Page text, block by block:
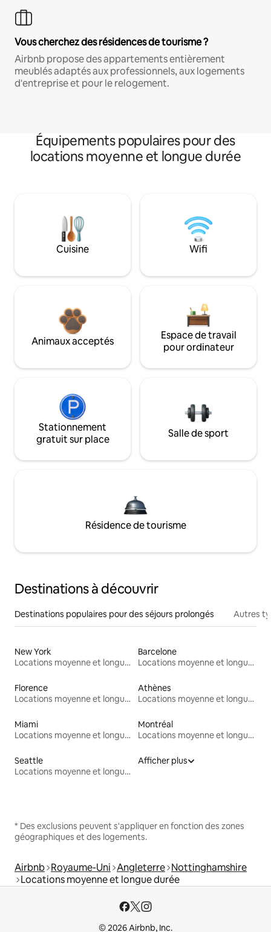
Vous cherchez des résidences de tourisme ?
Airbnb propose des appartements entièrement
meublés adaptés aux professionnels, aux logements
d'entreprise et pour le relogement.
Équipements populaires pour des
locations moyenne et longue durée
Cuisine Wifi
Animaux acceptés
Espace de travail
pour ordinateur
Stationnement
gratuit sur place
Salle de sport
Résidence de tourisme
Destinations à découvrir
Destinations populaires pour des séjours prolongés Autres
New York
Locations moyenne et longue durée
Barcelone
Locations moyenne et longue durée
Florence
Locations moyenne et longue durée
Athènes
Locations moyenne et longue durée
Miami
Locations moyenne et longue durée
Montréal
Locations moyenne et longue durée
Seattle
Locations moyenne et longue durée
Afficher plus
* Des exclusions peuvent s'appliquer en fonction des zones
géographiques et des logements.
Airbnb Royaume-Uni Angleterre Nottinghamshire
Locations moyenne et longue durée
© 2026 Airbnb, Inc.